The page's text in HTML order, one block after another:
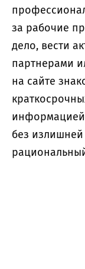
за рабочие
дело, вести
партнерами
на сайте
без